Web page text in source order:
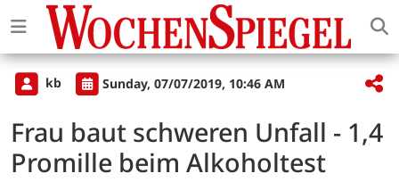
kb Sunday, 07/07/2019, 10:46 AM
Frau baut schweren Unfall - 1,4
Promille beim Alkoholtest